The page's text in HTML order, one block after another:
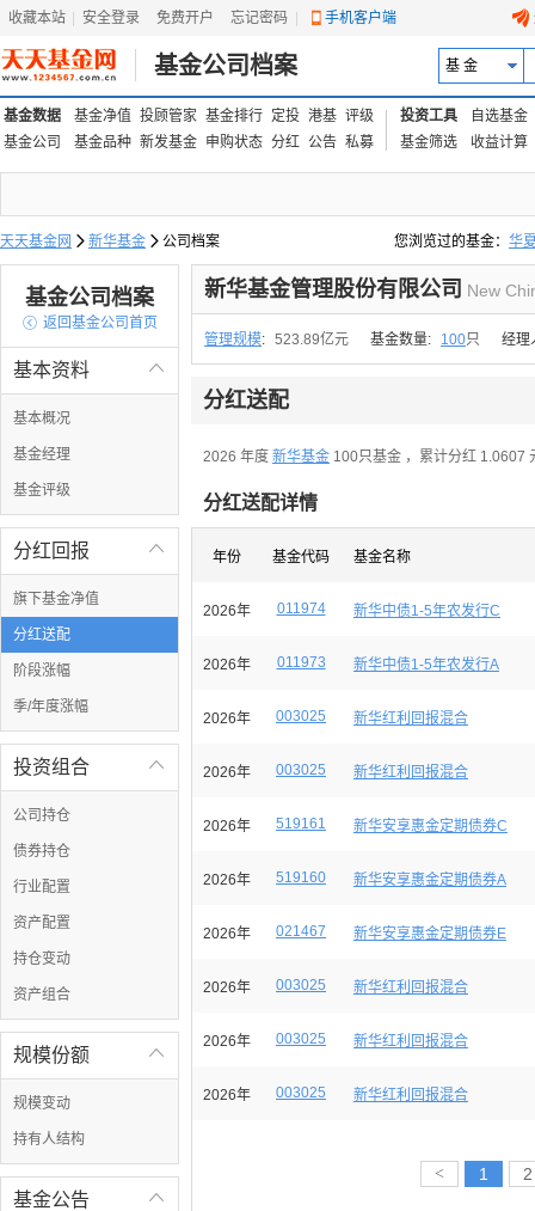
收藏本站 安全登录 免费开户 忘记密码 手机客户端
基金公司档案 基 金
基金数据 基金净值 投顾管家 基金排行 定投 港基 评级
基金公司
基金品种 新发基金 申购状态 分红 公告 私募
投资工具
自选基金
基金筛选
收益计算
天天基金网  新华基金  公司档案 您浏览过的基金： 华
易方达上证中盘ETF联
基金公司档案
 返回基金公司首页

基本资料
基本概况
基金经理
基金评级

分红回报
旗下基金净值
分红送配
阶段涨幅
季/年度涨幅

投资组合
公司持仓
债券持仓
行业配置
资产配置
持仓变动
资产组合

规模份额
规模变动
持有人结构

基金公告
新华基金管理股份有限公司 New
管理规模: 523.89亿元 基金数量: 100只 经理
分红送配
2026 年度 新华基金 100只基金 ，累计分红 1.0607
分红送配详情
年份 基金代码 基金名称
2026年 011974 新华中债1-5年农发行C
2026年 011973 新华中债1-5年农发行A
2026年 003025 新华红利回报混合
2026年 003025 新华红利回报混合
2026年 519161 新华安享惠金定期债券C
2026年 519160 新华安享惠金定期债券A
2026年 021467 新华安享惠金定期债券E
2026年 003025 新华红利回报混合
2026年 003025 新华红利回报混合
2026年 003025 新华红利回报混合
< 1 2